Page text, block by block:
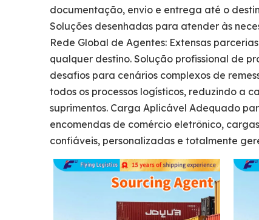
documentação, envio e entrega até o
Soluções desenhadas para atender às
Rede Global de Agentes: Extensas
qualquer destino. Solução profissional de
desafios para cenários complexos de
todos os processos logísticos, reduzindo a
suprimentos. Carga Aplicável Adequado
encomendas de comércio eletrônico,
confiáveis, personalizadas e totalmente